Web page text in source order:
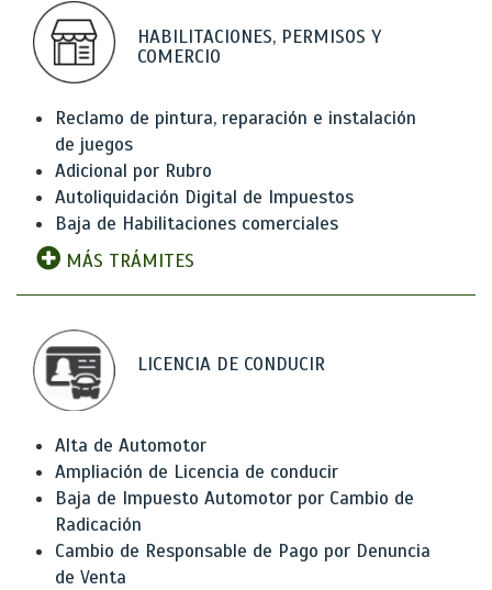
HABILITACIONES, PERMISOS Y
COMERCIO
Reclamo de pintura, reparación e instalación
de juegos
Adicional por Rubro
Autoliquidación Digital de Impuestos
Baja de Habilitaciones comerciales
MÁS TRÁMITES
LICENCIA DE CONDUCIR
Alta de Automotor
Ampliación de Licencia de conducir
Baja de Impuesto Automotor por Cambio de
Radicación
Cambio de Responsable de Pago por Denuncia
de Venta